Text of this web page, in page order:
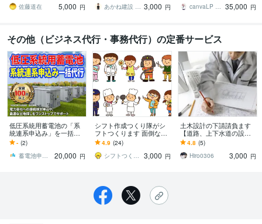
ない』ときに
佐藤道在
5,000 円
事務・雑務など！
あかね建設 AKANEoffice 3,000 円
ント★
canvaLP ･ HP┊︎mimo39 35,000 円
その他（ビジネス代行・事務代行）の定番サービス
低圧系統用蓄電池の「系
統連系申込み」を一括代
行ます 悩みを、接続検討2
00件以上の実績を持つチ
ームが解決します！
- (2)
蓄電池申請代行 mirAI assist
20,000 円
シフト作成つくり隊がシ
フトつくります 面倒なシ
フト作成、お任せくださ
い！
4.9 (24)
シフトつくり隊
3,000 円
土木設計の下請請負ます
【道路、上下水道の設
計、図面作成、数量など
が可能です。】
4.8 (5)
Hiro0306
3,000 円